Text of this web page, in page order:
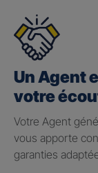
Un Agent
votre
Votre Agent
vous apporte
garanties